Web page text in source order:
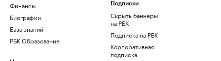
Финансы
Биографии
База знаний
РБК Образование
Подписки
Скрыть баннеры
на РБК
Подписка на РБК
Корпоративная
подписка